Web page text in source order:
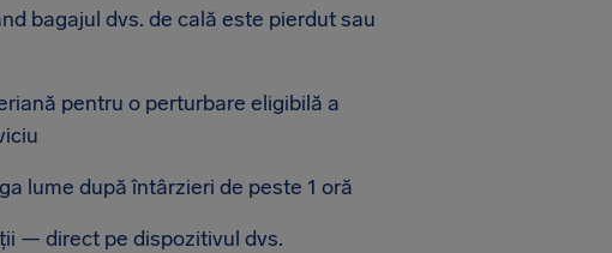
bagajul dvs. de cală este pierdut sau
pentru o perturbare eligibilă a
lume după întârzieri de peste 1 oră
— direct pe dispozitivul dvs.